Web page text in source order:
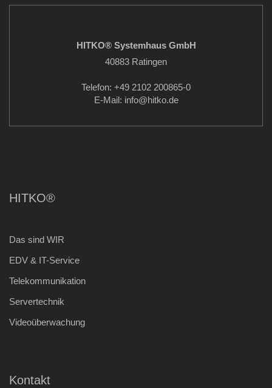
HITKO® Systemhaus GmbH
40883 Ratingen
Telefon: +49 2102 200865-0
E-Mail: info@hitko.de
HITKO®
Das sind WIR
EDV & IT-Service
Telekommunikation
Servertechnik
Videoüberwachung
Kontakt